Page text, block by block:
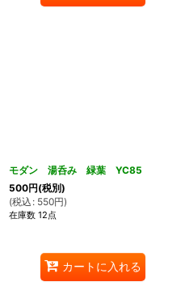
モダン 湯呑み 緑葉 YC85
500円(税別)
(税込 : 550円)
在庫数 12点
カートに入れる